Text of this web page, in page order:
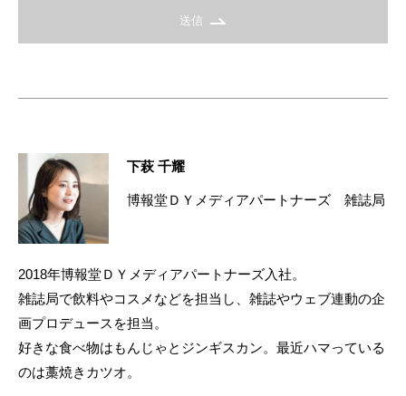
送信
下萩 千耀
博報堂ＤＹメディアパートナーズ 雑誌局
2018年博報堂ＤＹメディアパートナーズ入社。
雑誌局で飲料やコスメなどを担当し、雑誌やウェブ連動の企
画プロデュースを担当。
好きな食べ物はもんじゃとジンギスカン。最近ハマっている
のは藁焼きカツオ。